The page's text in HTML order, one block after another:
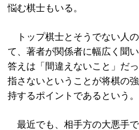
悩む棋士もいる。
トップ棋士とそうでない人
て、著者が関係者に幅広く聞
答えは「間違えないこと」だ
指さないということが将棋の
持するポイントであるという。
最近でも、相手方の大悪手